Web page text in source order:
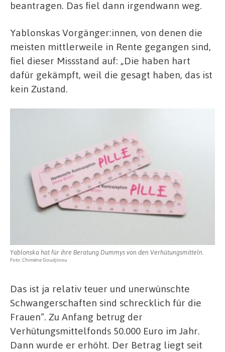
beantragen. Das fiel dann irgendwann weg.
Yablonskas Vorgänger:innen, von denen die
meisten mittlerweile in Rente gegangen sind,
fiel dieser Missstand auf: „Die haben hart
dafür gekämpft, weil die gesagt haben, das ist
kein Zustand.
Yablonska hat für ihre Beratung Dummys von den Verhütungsmitteln.
Foto: Chimène Goudjinou
Das ist ja relativ teuer und unerwünschte
Schwangerschaften sind schrecklich für die
Frauen“. Zu Anfang betrug der
Verhütungsmittelfonds 50.000 Euro im Jahr.
Dann wurde er erhöht. Der Betrag liegt seit